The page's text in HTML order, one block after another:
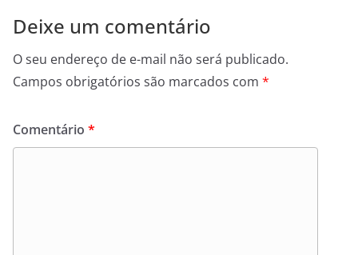
Deixe um comentário
O seu endereço de e-mail não será publicado.
Campos obrigatórios são marcados com *
Comentário *